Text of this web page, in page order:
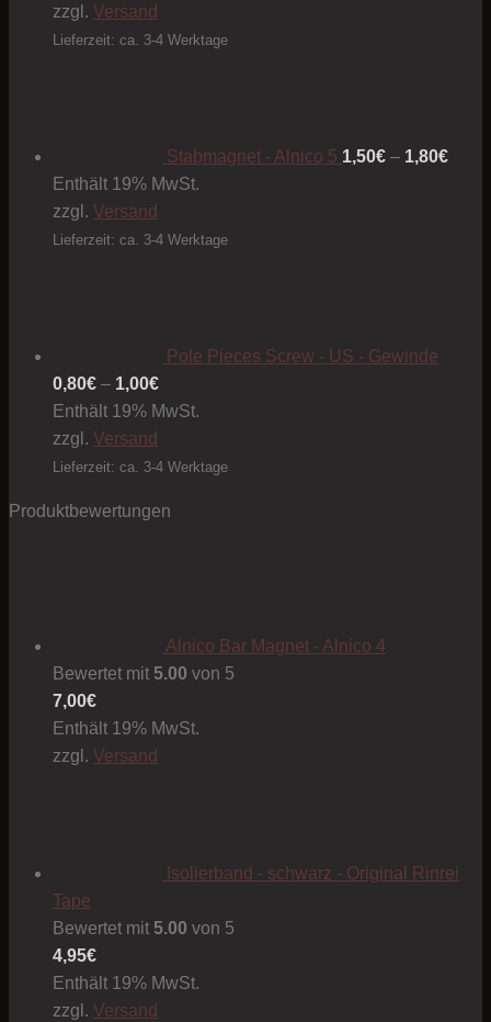
zzgl. Versand
Lieferzeit: ca. 3-4 Werktage
Stabmagnet - Alnico 5 1,50€ – 1,80€1,80€
Enthält 19% MwSt.
zzgl. Versand
Lieferzeit: ca. 3-4 Werktage
Pole Pieces Screw - US - Gewinde
0,80€ – 1,00€Preisspanne:
0,80€
1,00€
Enthält 19% MwSt.
zzgl. Versand
Lieferzeit: ca. 3-4 Werktage
Produktbewertungen
Alnico Bar Magnet - Alnico 4
Bewertet mit 5.00 von 5
7,00€
Enthält 19% MwSt.
zzgl. Versand
Isolierband - schwarz - Original Rinrei
Tape
Bewertet mit 5.00 von 5
4,95€
Enthält 19% MwSt.
zzgl. Versand